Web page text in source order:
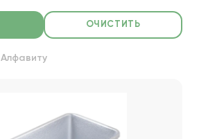
ОЧИСТИТЬ
Алфавиту